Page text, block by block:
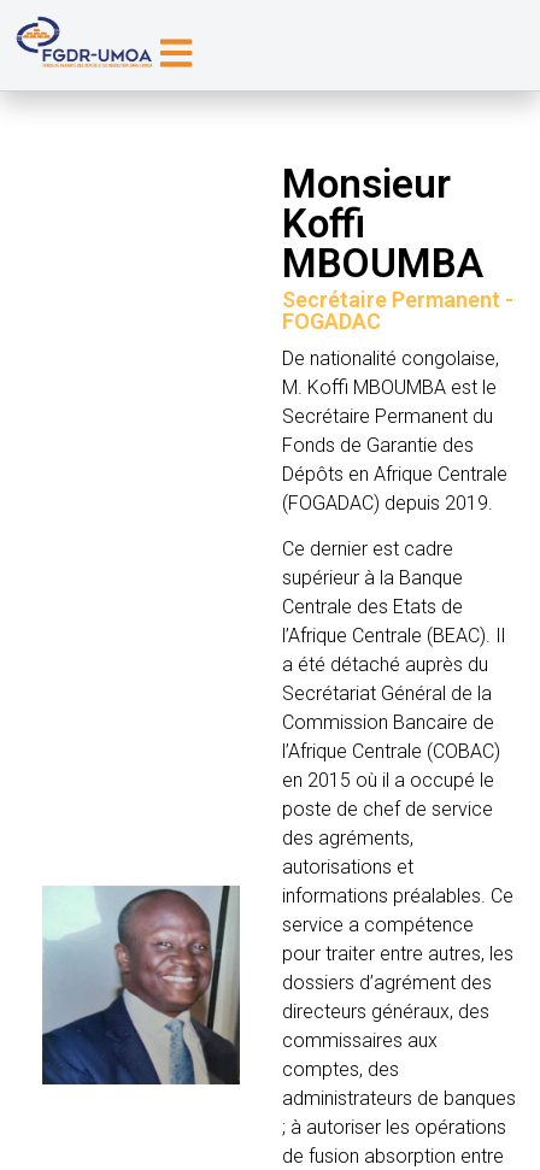
Monsieur
Koffi
MBOUMBA
Secrétaire Permanent -
FOGADAC
De nationalité congolaise,
M. Koffi MBOUMBA est le
Secrétaire Permanent du
Fonds de Garantie des
Dépôts en Afrique Centrale
(FOGADAC) depuis 2019.
Ce dernier est cadre
supérieur à la Banque
Centrale des Etats de
l’Afrique Centrale (BEAC). Il
a été détaché auprès du
Secrétariat Général de la
Commission Bancaire de
l’Afrique Centrale (COBAC)
en 2015 où il a occupé le
poste de chef de service
des agréments,
autorisations et
informations préalables. Ce
service a compétence
pour traiter entre autres, les
dossiers d’agrément des
directeurs généraux, des
commissaires aux
comptes, des
administrateurs de banques
; à autoriser les opérations
de fusion absorption entre